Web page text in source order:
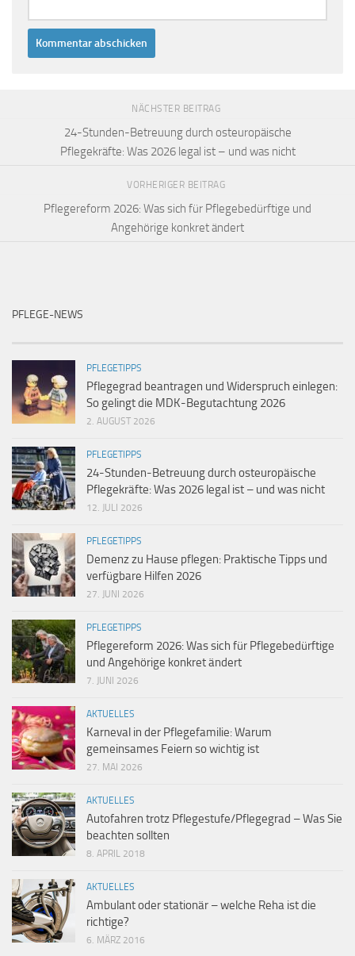
NÄCHSTER BEITRAG
24-Stunden-Betreuung durch osteuropäische
Pflegekräfte: Was 2026 legal ist – und was nicht
VORHERIGER BEITRAG
Pflegereform 2026: Was sich für Pflegebedürftige und
Angehörige konkret ändert
PFLEGE-NEWS
PFLEGETIPPS
Pflegegrad beantragen und Widerspruch einlegen:
So gelingt die MDK-Begutachtung 2026
2. AUGUST 2026
PFLEGETIPPS
24-Stunden-Betreuung durch osteuropäische
Pflegekräfte: Was 2026 legal ist – und was nicht
12. JULI 2026
PFLEGETIPPS
Demenz zu Hause pflegen: Praktische Tipps und
verfügbare Hilfen 2026
27. JUNI 2026
PFLEGETIPPS
Pflegereform 2026: Was sich für Pflegebedürftige
und Angehörige konkret ändert
7. JUNI 2026
AKTUELLES
Karneval in der Pflegefamilie: Warum
gemeinsames Feiern so wichtig ist
27. MAI 2026
AKTUELLES
Autofahren trotz Pflegestufe/Pflegegrad – Was Sie
beachten sollten
8. APRIL 2018
AKTUELLES
Ambulant oder stationär – welche Reha ist die
richtige?
6. MÄRZ 2016